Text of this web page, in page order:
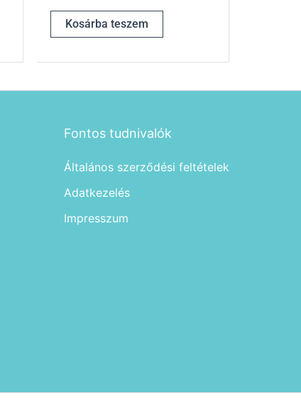
Kosárba teszem
Fontos tudnivalók
Általános szerződési feltételek
Adatkezelés
Impresszum